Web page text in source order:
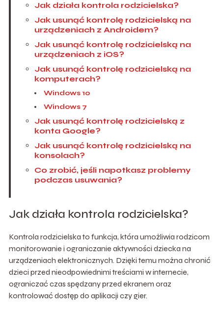
Jak działa kontrola rodzicielska?
Jak usunąć kontrolę rodzicielską na
urządzeniach z Androidem?
Jak usunąć kontrolę rodzicielską na
urządzeniach z iOS?
Jak usunąć kontrolę rodzicielską na
komputerach?
Windows 10
Windows 7
Jak usunąć kontrolę rodzicielską z
konta Google?
Jak usunąć kontrolę rodzicielską na
konsolach?
Co zrobić, jeśli napotkasz problemy
podczas usuwania?
Jak działa kontrola rodzicielska?
Kontrola rodzicielska to funkcja, która umożliwia rodzicom
monitorowanie i ograniczanie aktywności dziecka na
urządzeniach elektronicznych. Dzięki temu można chronić
dzieci przed nieodpowiednimi treściami w internecie,
ograniczać czas spędzany przed ekranem oraz
kontrolować dostęp do aplikacji czy gier.